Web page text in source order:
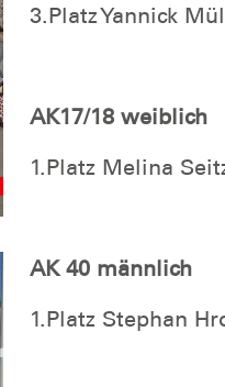
3.Platz Yannick
AK17/18 weiblich
1.Platz Melina
AK 40 männlich
1.Platz Stephan